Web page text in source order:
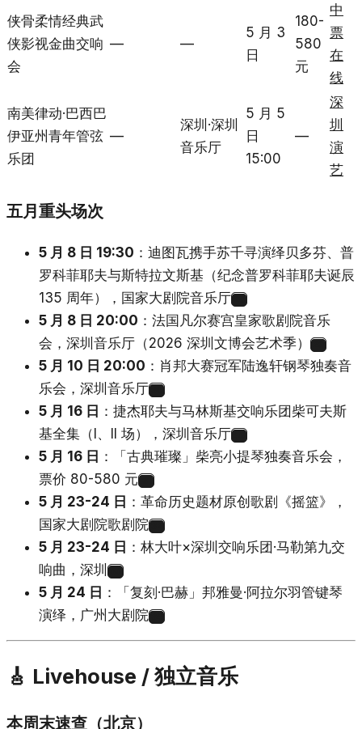
侠骨柔情经典武
侠影视金曲交响
会
— —
5 月 3
日
180-
580
元
中
票
在
线
南美律动·巴西巴
伊亚州青年管弦
乐团
—
深圳·深圳
音乐厅
5 月 5
日
15:00
—
深
圳
演
艺
五月重头场次
5 月 8 日 19:30 ：迪图瓦携手苏千寻演绎贝多芬、普
罗科菲耶夫与斯特拉文斯基（纪念普罗科菲耶夫诞辰
135 周年），国家大剧院音乐厅
5 月 8 日 20:00 ：法国凡尔赛宫皇家歌剧院音乐
会，深圳音乐厅（2026 深圳文博会艺术季）
5 月 10 日 20:00 ：肖邦大赛冠军陆逸轩钢琴独奏音
乐会，深圳音乐厅
5 月 16 日 ：捷杰耶夫与马林斯基交响乐团柴可夫斯
基全集（I、II 场），深圳音乐厅
5 月 16 日 ：「古典璀璨」柴亮小提琴独奏音乐会，
票价 80-580 元
5 月 23-24 日 ：革命历史题材原创歌剧《摇篮》，
国家大剧院歌剧院
5 月 23-24 日 ：林大叶×深圳交响乐团·马勒第九交
响曲，深圳
5 月 24 日 ：「复刻·巴赫」邦雅曼·阿拉尔羽管键琴
演绎，广州大剧院
🎸 Livehouse / 独立音乐
本周末速查（北京）